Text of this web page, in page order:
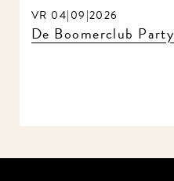
VR 04|09|2026
De Boomerclub Party